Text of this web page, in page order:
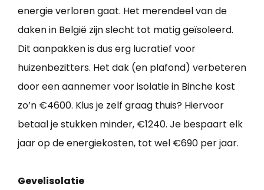
energie verloren gaat. Het merendeel van de
daken in België zijn slecht tot matig geïsoleerd.
Dit aanpakken is dus erg lucratief voor
huizenbezitters. Het dak (en plafond) verbeteren
door een aannemer voor isolatie in Binche kost
zo’n €4600. Klus je zelf graag thuis? Hiervoor
betaal je stukken minder, €1240. Je bespaart elk
jaar op de energiekosten, tot wel €690 per jaar.
Gevelisolatie